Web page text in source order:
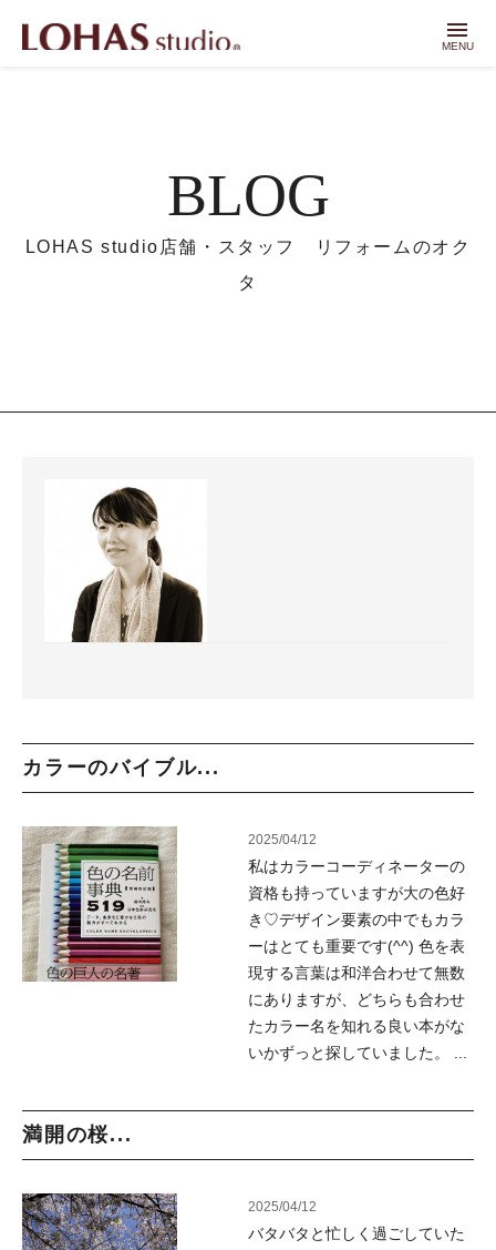
menu
MENU
BLOG
LOHAS studio店舗・スタッフ リフォームのオク
タ
カラーのバイブル...
2025/04/12
私はカラーコーディネーターの
資格も持っていますが大の色好
き♡デザイン要素の中でもカラ
ーはとても重要です(^^) 色を表
現する言葉は和洋合わせて無数
にありますが、どちらも合わせ
たカラー名を知れる良い本がな
いかずっと探していました。 ...
満開の桜...
2025/04/12
バタバタと忙しく過ごしていた